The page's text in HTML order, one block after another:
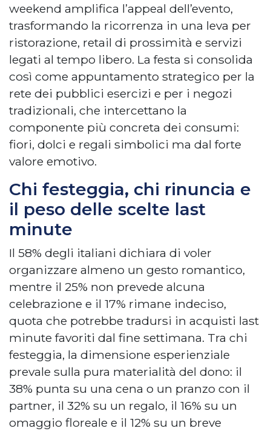
weekend amplifica l’appeal dell’evento,
trasformando la ricorrenza in una leva per
ristorazione, retail di prossimità e servizi
legati al tempo libero. La festa si consolida
così come appuntamento strategico per la
rete dei pubblici esercizi e per i negozi
tradizionali, che intercettano la
componente più concreta dei consumi:
fiori, dolci e regali simbolici ma dal forte
valore emotivo.
Chi festeggia, chi rinuncia e
il peso delle scelte last
minute
Il 58% degli italiani dichiara di voler
organizzare almeno un gesto romantico,
mentre il 25% non prevede alcuna
celebrazione e il 17% rimane indeciso,
quota che potrebbe tradursi in acquisti last
minute favoriti dal fine settimana. Tra chi
festeggia, la dimensione esperienziale
prevale sulla pura materialità del dono: il
38% punta su una cena o un pranzo con il
partner, il 32% su un regalo, il 16% su un
omaggio floreale e il 12% su un breve